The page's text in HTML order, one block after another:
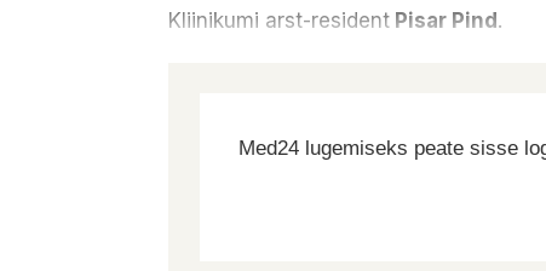
Kliinikumi arst-resident Pisar Pind.
Med24 lugemiseks peate sisse